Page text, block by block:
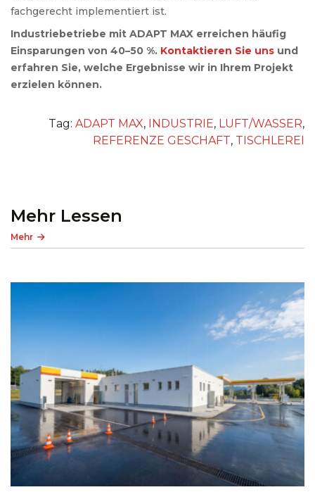
fachgerecht implementiert ist.
Industriebetriebe mit ADAPT MAX erreichen häufig
Einsparungen von 40–50 %. Kontaktieren Sie uns und
erfahren Sie, welche Ergebnisse wir in Ihrem Projekt
erzielen können.
Tag: ADAPT MAX, INDUSTRIE, LUFT/WASSER,
REFERENZE GESCHAFT, TISCHLEREI
Mehr Lessen
Mehr